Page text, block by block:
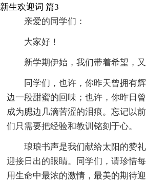
新生欢迎词 篇3
亲爱的同学们：
大家好！
新学期伊始，我们带着希望，
同学们，也许，你昨天曾拥有
边一段甜蜜的回味；也许，你昨日
成为腮边几滴苦涩的泪痕。忘记以
们只需要把经验和教训铭刻于心。
琅琅书声是我们献给太阳的赞
迎接日出的眼睛。同学们，请珍惜
用生命中最浓的激情，最美的期待